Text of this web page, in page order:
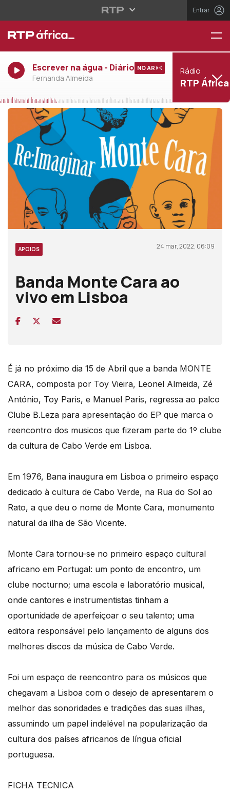
Entrar
Escrever na água - Diário
Fernanda Almeida
NO AR Rádio
RTP África
APOIOS 24 mar, 2022, 06:09
Banda Monte Cara ao
vivo em Lisboa
É já no próximo dia 15 de Abril que a banda MONTE
CARA, composta por Toy Vieira, Leonel Almeida, Zé
António, Toy Paris, e Manuel Paris, regressa ao palco
Clube B.Leza para apresentação do EP que marca o
reencontro dos musicos que fizeram parte do 1º clube
da cultura de Cabo Verde em Lisboa.
Em 1976, Bana inaugura em Lisboa o primeiro espaço
dedicado à cultura de Cabo Verde, na Rua do Sol ao
Rato, a que deu o nome de Monte Cara, monumento
natural da ilha de São Vicente.
Monte Cara tornou-se no primeiro espaço cultural
africano em Portugal: um ponto de encontro, um
clube nocturno; uma escola e laboratório musical,
onde cantores e instrumentistas tinham a
oportunidade de aperfeiçoar o seu talento; uma
editora responsável pelo lançamento de alguns dos
melhores discos da música de Cabo Verde.
Foi um espaço de reencontro para os músicos que
chegavam a Lisboa com o desejo de apresentarem o
melhor das sonoridades e tradições das suas ilhas,
assumindo um papel indelével na popularização da
cultura dos países africanos de língua oficial
portuguesa.
FICHA TECNICA